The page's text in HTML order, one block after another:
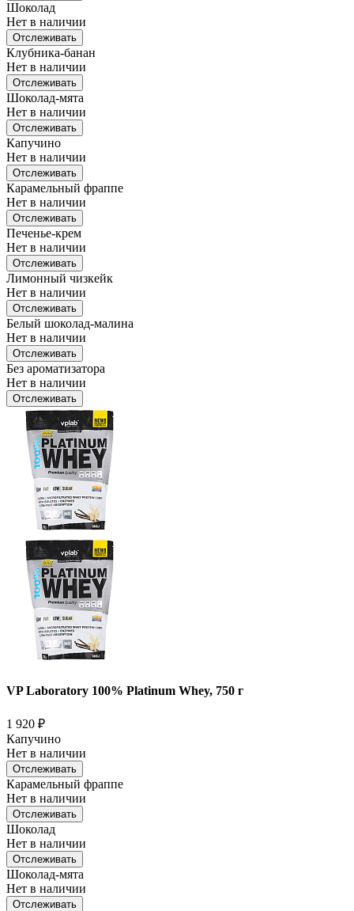
Шоколад
Нет в наличии
Отслеживать
Клубника-банан
Нет в наличии
Отслеживать
Шоколад-мята
Нет в наличии
Отслеживать
Капучино
Нет в наличии
Отслеживать
Карамельный фраппе
Нет в наличии
Отслеживать
Печенье-крем
Нет в наличии
Отслеживать
Лимонный чизкейк
Нет в наличии
Отслеживать
Белый шоколад-малина
Нет в наличии
Отслеживать
Без ароматизатора
Нет в наличии
Отслеживать
VP Laboratory 100% Platinum Whey, 750 г
1 920 ₽
Капучино
Нет в наличии
Отслеживать
Карамельный фраппе
Нет в наличии
Отслеживать
Шоколад
Нет в наличии
Отслеживать
Шоколад-мята
Нет в наличии
Отслеживать